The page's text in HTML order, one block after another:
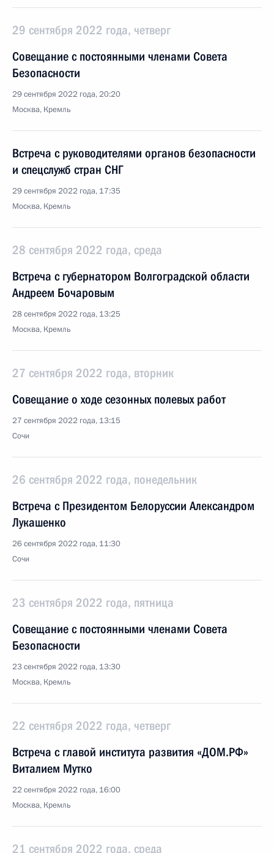
29 сентября 2022 года, четверг
Совещание с постоянными членами Совета
Безопасности
29 сентября 2022 года, 20:20
Москва, Кремль
Встреча с руководителями органов безопасности
и спецслужб стран СНГ
29 сентября 2022 года, 17:35
Москва, Кремль
28 сентября 2022 года, среда
Встреча с губернатором Волгоградской области
Андреем Бочаровым
28 сентября 2022 года, 13:25
Москва, Кремль
27 сентября 2022 года, вторник
Совещание о ходе сезонных полевых работ
27 сентября 2022 года, 13:15
Сочи
26 сентября 2022 года, понедельник
Встреча с Президентом Белоруссии Александром
Лукашенко
26 сентября 2022 года, 11:30
Сочи
23 сентября 2022 года, пятница
Совещание с постоянными членами Совета
Безопасности
23 сентября 2022 года, 13:30
Москва, Кремль
22 сентября 2022 года, четверг
Встреча с главой института развития «ДОМ.РФ»
Виталием Мутко
22 сентября 2022 года, 16:00
Москва, Кремль
21 сентября 2022 года, среда